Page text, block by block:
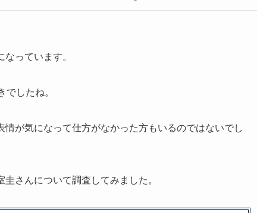
っています。
したね。
が気になって仕方がなかった方もいるのではないでし
さんについて調査してみました。